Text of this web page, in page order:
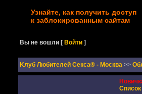
Узнайте, как получить доступ
к заблокированным сайтам
Вы не вошли [Войти ]
Kлуб Любителей Секса® - Москва >>